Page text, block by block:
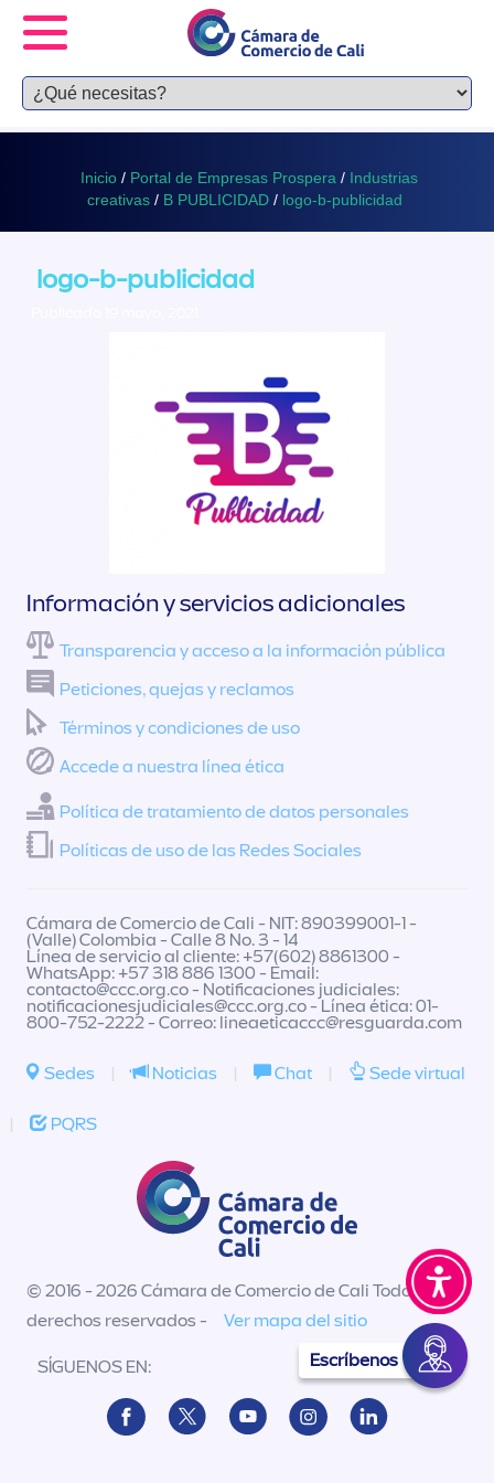
Inicio / Portal de Empresas Prospera / Industrias
creativas / B PUBLICIDAD / logo-b-publicidad
logo-b-publicidad
Escríbenos
Información y servicios adicionales
Transparencia y acceso a la información pública
Peticiones, quejas y reclamos
Términos y condiciones de uso
Accede a nuestra línea ética
Política de tratamiento de datos personales
Políticas de uso de las Redes Sociales
Cámara de Comercio de Cali - NIT: 890399001-1 -
(Valle) Colombia - Calle 8 No. 3 - 14
Línea de servicio al cliente: +57(602) 8861300 -
WhatsApp: +57 318 886 1300 - Email:
contacto@ccc.org.co- Notificaciones judiciales:
notificacionesjudiciales@ccc.org.co- Línea ética: 01-
800-752-2222 - Correo: lineaeticaccc@resguarda.com
Sedes | Noticias | Chat | Sede virtual
| PQRS
© 2016 - 2026 Cámara de Comercio de Cali Todos los
derechos reservados -
Ver mapa del sitio
SÍGUENOS EN: